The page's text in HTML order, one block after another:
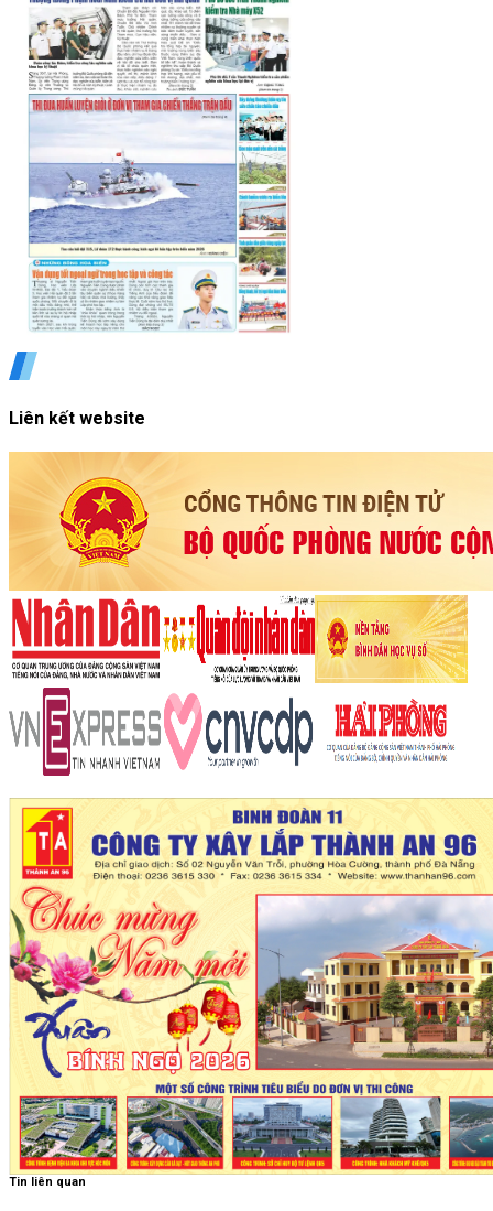
Liên kết website
Tin liên quan